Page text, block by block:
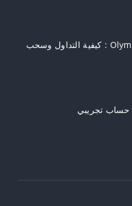
تجارة Olymptrade : كيفية التداول وسحب